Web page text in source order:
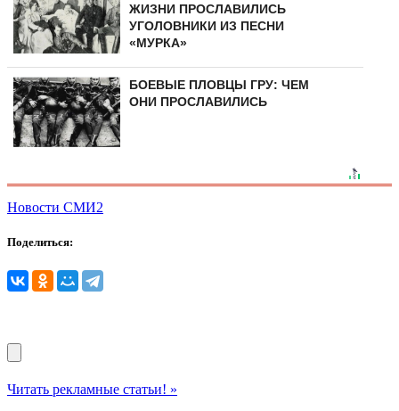
ЖИЗНИ ПРОСЛАВИЛИСЬ
УГОЛОВНИКИ ИЗ ПЕСНИ
«МУРКА»
БОЕВЫЕ ПЛОВЦЫ ГРУ: ЧЕМ
ОНИ ПРОСЛАВИЛИСЬ
Новости СМИ2
Поделиться:
Читать рекламные статьи! »